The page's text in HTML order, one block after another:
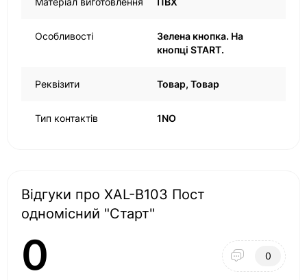
Особливості
Зелена кнопка. На
кнопці START.
Реквізити Товар, Товар
Тип контактів 1NO
Відгуки про XAL-B103 Пост
одномісний "Старт"
0 0